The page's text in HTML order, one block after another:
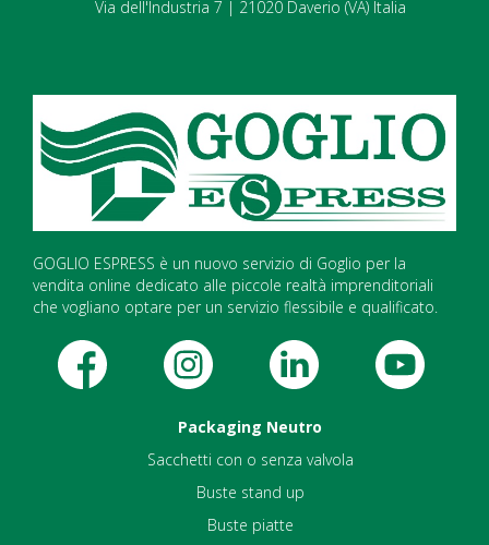
Via dell'Industria 7 | 21020 Daverio (VA) Italia
GOGLIO ESPRESS è un nuovo servizio di Goglio per la
vendita online dedicato alle piccole realtà imprenditoriali
che vogliano optare per un servizio flessibile e qualificato.
Packaging Neutro
Sacchetti con o senza valvola
Buste stand up
Buste piatte